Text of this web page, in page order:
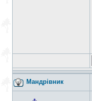
Мандрiвник